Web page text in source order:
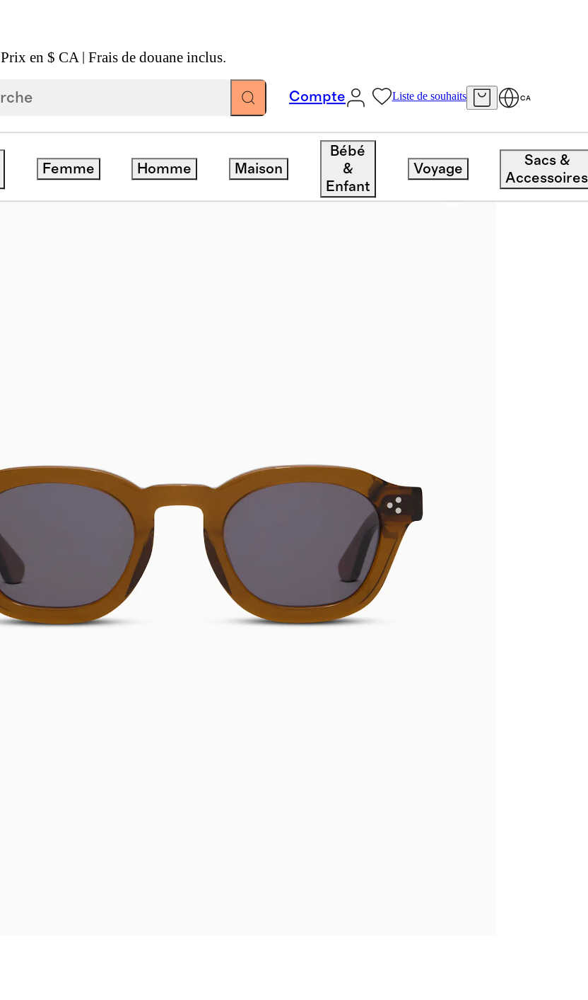
Prix en $ CA | Frais de douane inclus.
Compte Liste de souhaits CA
Femme Homme Maison
Bébé
&
Enfant
Voyage
Sacs &
Accessoires
Lunettes De Soleil Maldives Polarisées En Acétate